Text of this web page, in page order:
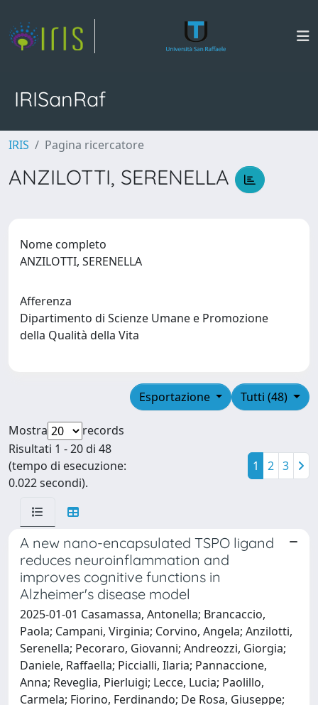
IRISanRaf
IRIS Pagina ricercatore
ANZILOTTI, SERENELLA
Nome completo
ANZILOTTI, SERENELLA
Afferenza
Dipartimento di Scienze Umane e Promozione
della Qualità della Vita
Tutti (48)
Esportazione
Mostra
records
Risultati 1 - 20 di 48
(tempo di esecuzione:
0.022 secondi).
1 2 3
A new nano-encapsulated TSPO ligand
reduces neuroinflammation and
improves cognitive functions in
Alzheimer's disease model
2025-01-01 Casamassa, Antonella; Brancaccio,
Paola; Campani, Virginia; Corvino, Angela; Anzilotti,
Serenella; Pecoraro, Giovanni; Andreozzi, Giorgia;
Daniele, Raffaella; Piccialli, Ilaria; Pannaccione,
Anna; Reveglia, Pierluigi; Lecce, Lucia; Paolillo,
Carmela; Fiorino, Ferdinando; De Rosa, Giuseppe;